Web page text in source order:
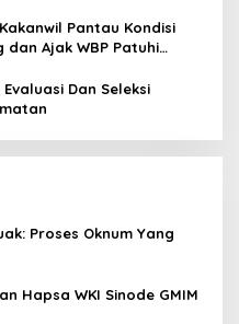
Pantau Kondisi
dan Ajak WBP Patuhi
Dan Seleksi
Proses Oknum Yang
Hapsa WKI Sinode GMIM